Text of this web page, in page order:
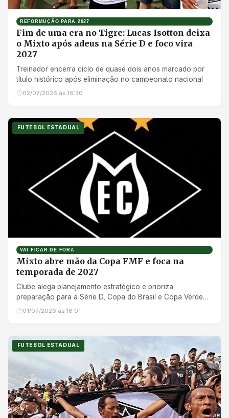
REFORMUÇÃO PARA 2027
Fim de uma era no Tigre: Lucas Isotton deixa
o Mixto após adeus na Série D e foco vira
2027
Treinador encerra ciclo de quase dois anos marcado por
título histórico após eliminação no campeonato nacional
02/07/2026 às 16:30
FUTEBOL ESTADUAL
VAI FICAR DE FORA
Mixto abre mão da Copa FMF e foca na
temporada de 2027
Clube alega planejamento estratégico e prioriza
preparação para a Série D, Copa do Brasil e Copa Verde
de 2027
01/07/2026 às 16:01
FUTEBOL ESTADUAL